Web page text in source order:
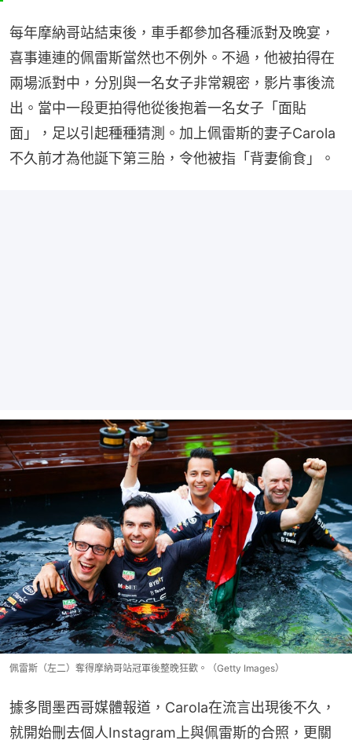
每年摩納哥站結束後，車手都參加各種派對及晚宴，
喜事連連的佩雷斯當然也不例外。不過，他被拍得在
兩場派對中，分別與一名女子非常親密，影片事後流
出。當中一段更拍得他從後抱着一名女子「面貼
面」，足以引起種種猜測。加上佩雷斯的妻子Carola
不久前才為他誕下第三胎，令他被指「背妻偷食」。
佩雷斯（左二）奪得摩納哥站冠軍後整晚狂歡。（Getty Images）
據多間墨西哥媒體報道，Carola在流言出現後不久，
就開始刪去個人Instagram上與佩雷斯的合照，更關